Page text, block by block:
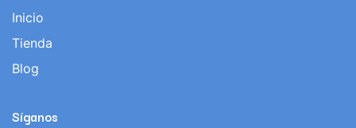
Inicio
Tienda
Blog
Síganos